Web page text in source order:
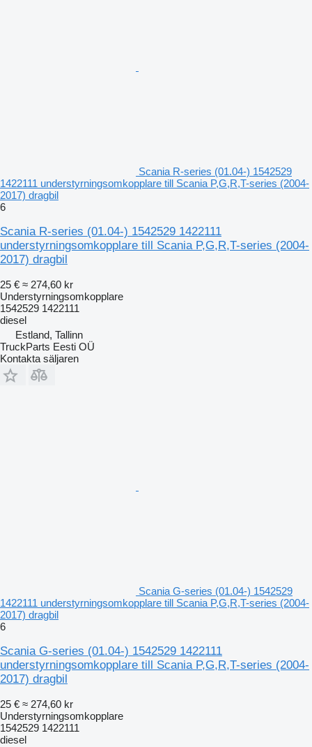
Scania R-series (01.04-) 1542529
1422111 understyrningsomkopplare till Scania P,G,R,T-series (2004-
2017) dragbil
6
Scania R-series (01.04-) 1542529 1422111
understyrningsomkopplare till Scania P,G,R,T-series (2004-
2017) dragbil
25 € ≈ 274,60 kr
Understyrningsomkopplare
1542529 1422111
diesel
Estland, Tallinn
TruckParts Eesti OÜ
Kontakta säljaren
Scania G-series (01.04-) 1542529
1422111 understyrningsomkopplare till Scania P,G,R,T-series (2004-
2017) dragbil
6
Scania G-series (01.04-) 1542529 1422111
understyrningsomkopplare till Scania P,G,R,T-series (2004-
2017) dragbil
25 € ≈ 274,60 kr
Understyrningsomkopplare
1542529 1422111
diesel